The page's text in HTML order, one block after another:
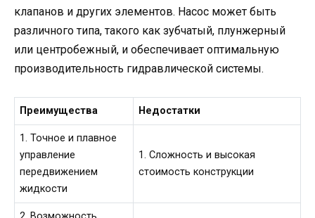
клапанов и других элементов. Насос может быть
различного типа, такого как зубчатый, плунжерный
или центробежный, и обеспечивает оптимальную
производительность гидравлической системы.
Преимущества Недостатки
1. Точное и плавное
управление
передвижением
жидкости
1. Сложность и высокая
стоимость конструкции